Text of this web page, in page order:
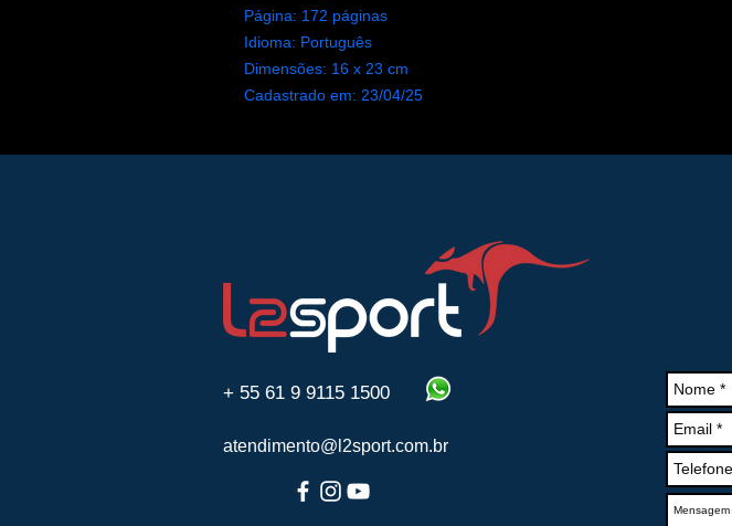
Página: 172 páginas
Idioma: Português
Dimensões: 16 x 23 cm
Cadastrado em: 23/04/25
+ 55 61 9 9115 1500
atendimento@l2sport.com.br